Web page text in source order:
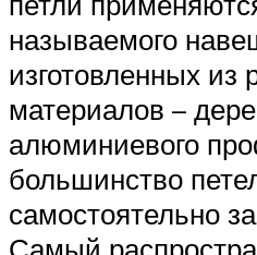
называемого
изготовленных из
материалов –
алюминиевого
большинство
самостоятельно